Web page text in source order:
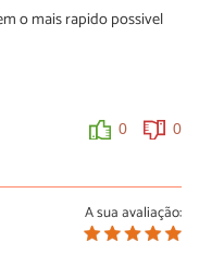
o mais rapido possivel
0 0
A sua avaliação: